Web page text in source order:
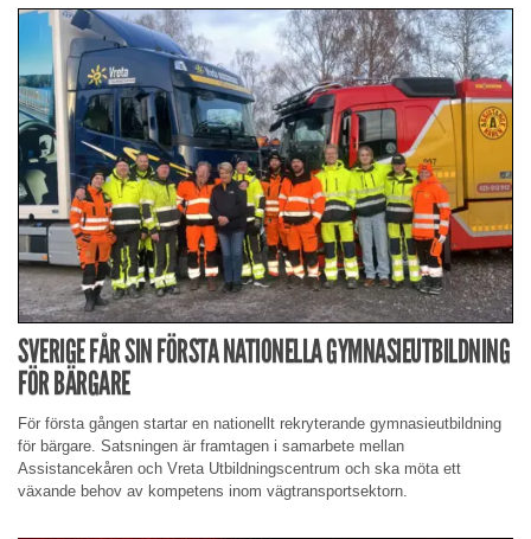
SVERIGE FÅR SIN FÖRSTA NATIONELLA GYMNASIEUTBILDNING
FÖR BÄRGARE
För första gången startar en nationellt rekryterande gymnasieutbildning
för bärgare. Satsningen är framtagen i samarbete mellan
Assistancekåren och Vreta Utbildningscentrum och ska möta ett
växande behov av kompetens inom vägtransportsektorn.